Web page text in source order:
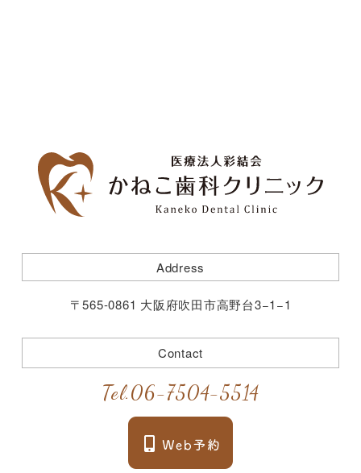
Address
〒565-0861 大阪府吹田市高野台3−1−1
Contact
Tel.06-7504-5514